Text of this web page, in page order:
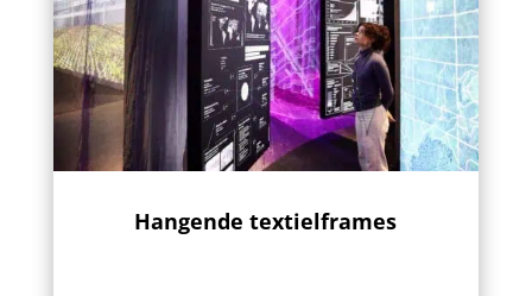
Hangende textielframes